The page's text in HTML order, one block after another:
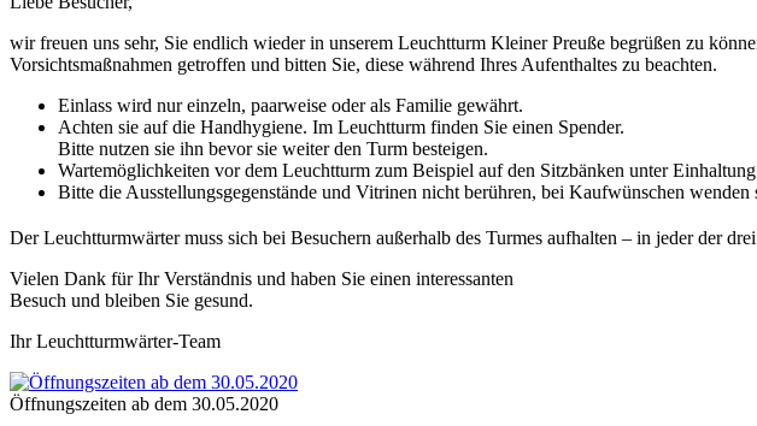
wir freuen uns sehr, Sie endlich wieder in unserem Leuchtturm Kleiner Preuße begrüßen zu
Vorsichtsmaßnahmen getroffen und bitten Sie, diese während Ihres Aufenthaltes zu beachten.
Einlass wird nur einzeln, paarweise oder als Familie gewährt.
Achten sie auf die Handhygiene. Im Leuchtturm finden Sie einen Spender.
Bitte nutzen sie ihn bevor sie weiter den Turm besteigen.
Wartemöglichkeiten vor dem Leuchtturm zum Beispiel auf den Sitzbänken unter
Bitte die Ausstellungsgegenstände und Vitrinen nicht berühren, bei Kaufwünschen
Der Leuchtturmwärter muss sich bei Besuchern außerhalb des Turmes aufhalten – in jeder der
Vielen Dank für Ihr Verständnis und haben Sie einen interessanten
Besuch und bleiben Sie gesund.
Ihr Leuchtturmwärter-Team
Öffnungszeiten ab dem 30.05.2020